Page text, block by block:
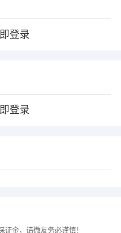
登录
登录
金，请微友务必谨慎！